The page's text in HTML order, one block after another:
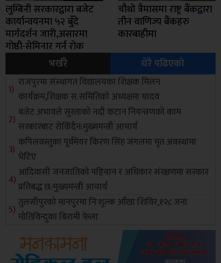
लुम्बिनी सरकारद्वारा बजेट
कार्यान्वयनमा ५२ बुँदे
मार्गदर्शन जारी,असारमा
गोष्ठी-सेमिनार गर्न रोक
चौथो त्रैमासमा राष्ट्र बैंकद्वारा
तीन वाणिज्य बैंकहरु
कारबाहीमा
भर्खरै
धेरै पढिएको
राजपुरमा संस्थागत विद्यालयका शिक्षक मिलन
कार्यक्रम,शिक्षक स.समितिको अध्यक्षमा यादव
बजेट अभावले सुस्ताको नदी कटान नियन्त्रणको काम
सरकारबाट रोकिँदैन:मुख्यमन्त्री आचार्य
कपिलवस्तुका पूर्वमेयर किरण सिंह जंगलमा मृत अवस्थामा
भेटिए
आदिवासी जनजातिको पहिचान र अधिकार संरक्षणमा सरकार
प्रतिबद्ध छ:मुख्यमन्त्री आचार्य
तुलसीपुरको मानपुरमा निःशुल्क आँखा शिविर,१२८ जना
मोतिविन्दुका बिरामी फेला